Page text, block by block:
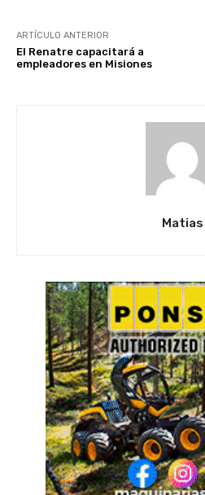
ARTÍCULO ANTERIOR
El Renatre capacitará a
empleadores en Misiones
Matias